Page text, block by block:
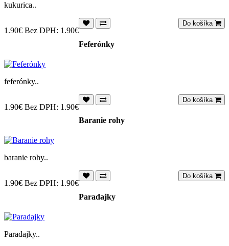
kukurica..
1.90€ Bez DPH: 1.90€
Do košíka
Feferónky
feferónky..
1.90€ Bez DPH: 1.90€
Do košíka
Baranie rohy
baranie rohy..
1.90€ Bez DPH: 1.90€
Do košíka
Paradajky
Paradajky..